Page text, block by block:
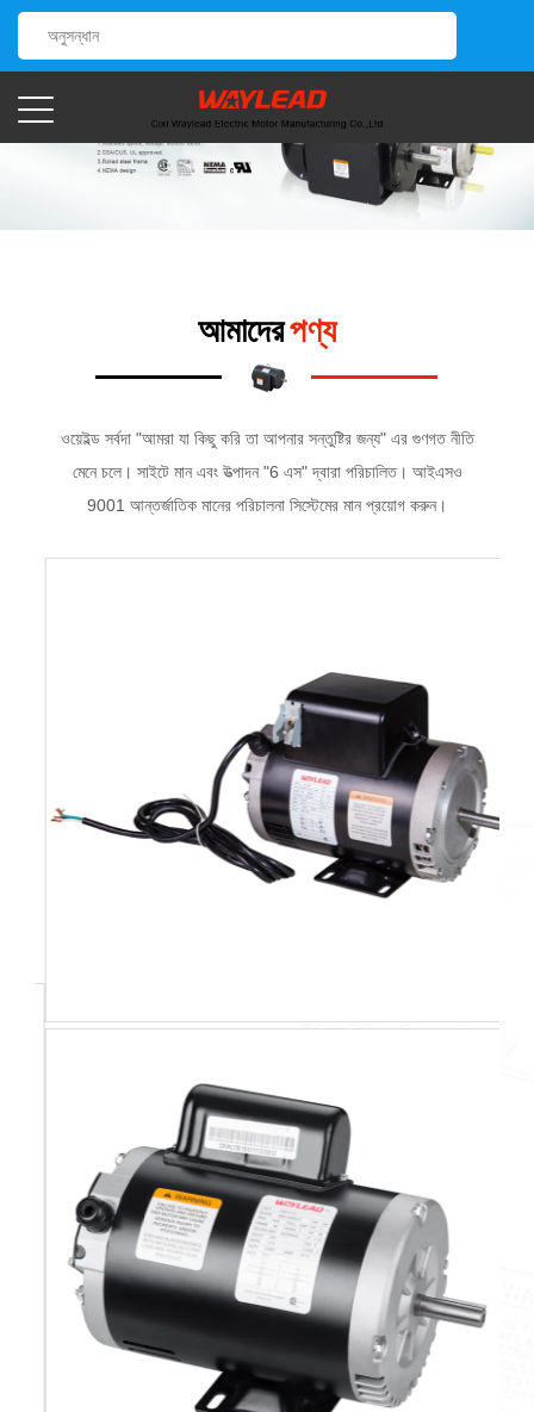
আমাদেরপণ্য
ওয়েইল্ড সর্বদা "আমরা যা কিছু করি তা আপনার সন্তুষ্টির জন্য" এর গুণগত নীতি
মেনে চলে। সাইটে মান এবং উত্পাদন "6 এস" দ্বারা পরিচালিত। আইএসও
9001 আন্তর্জাতিক মানের পরিচালনা সিস্টেমের মান প্রয়োগ করুন।